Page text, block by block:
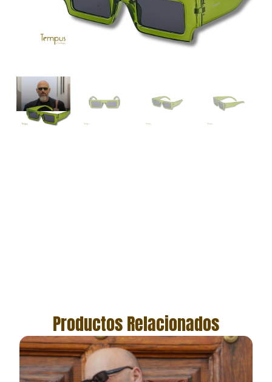
Productos Relacionados